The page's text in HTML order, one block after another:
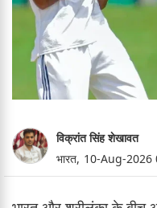
विक्रांत सिंह शेखावत
भारत, 10-Aug-2026